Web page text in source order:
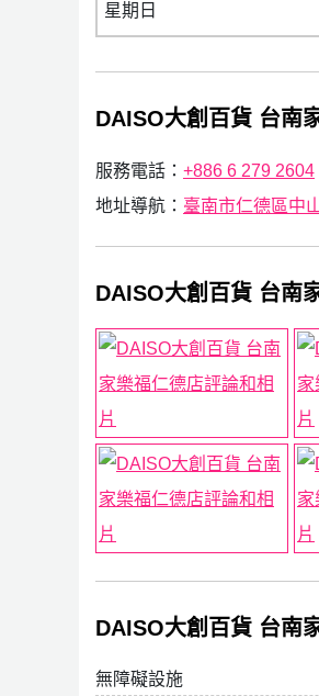
星期日
DAISO大創百貨 台南
服務電話： +886 6 279 2604
地址導航： 臺南市仁德區中
DAISO大創百貨 台南
DAISO大創百貨 台南
無障礙設施